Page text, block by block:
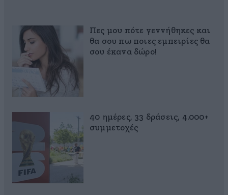
Πες μου πότε γεννήθηκες και
θα σου πω ποιες εμπειρίες θα
σου έκανα δώρο!
40 ημέρες, 33 δράσεις, 4.000+
συμμετοχές